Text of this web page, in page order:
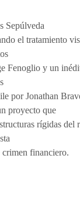
Sepúlveda
el tratamiento
Fenoglio y un
por Jonathan
proyecto que
rígidas del
crimen financiero.